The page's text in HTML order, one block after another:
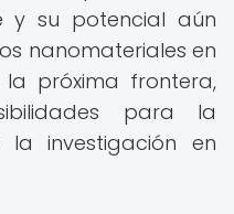
y su potencial aún
nanomateriales en
próxima frontera,
para la
la investigación en